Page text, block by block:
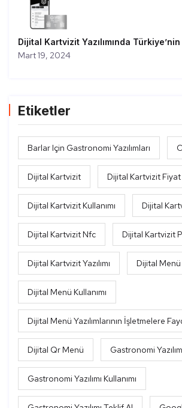
Dijital Kartvizit Yazılımında
Mart 19, 2024
Etiketler
Barlar Için Gastronomi Yazılımları
Dijital Kartvizit Dijital Kartvizit Fiyat
Dijital Kartvizit Kullanımı Dijital
Dijital Kartvizit Nfc Dijital Kartvizit
Dijital Kartvizit Yazılımı Dijital Menü
Dijital Menü Kullanımı
Dijital Menü Yazılımlarının İşletmelere
Dijital Qr Menü Gastronomi
Gastronomi Yazılımı Kullanımı